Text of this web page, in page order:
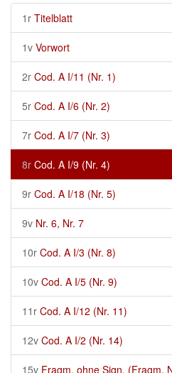
1r Titelblatt
1v Vorwort
2r Cod. A I/11 (Nr. 1)
5r Cod. A I/6 (Nr. 2)
7r Cod. A I/7 (Nr. 3)
8r Cod. A I/9 (Nr. 4)
9r Cod. A I/18 (Nr. 5)
9v Nr. 6, Nr. 7
10r Cod. A I/3 (Nr. 8)
10v Cod. A I/5 (Nr. 9)
11r Cod. A I/12 (Nr. 11)
12v Cod. A I/2 (Nr. 14)
15v Fragm. ohne Sign. (Fragm.